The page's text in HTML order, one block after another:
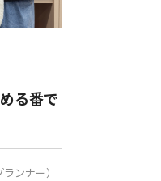
る番で
ンナー）